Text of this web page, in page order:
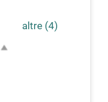
altre (4)